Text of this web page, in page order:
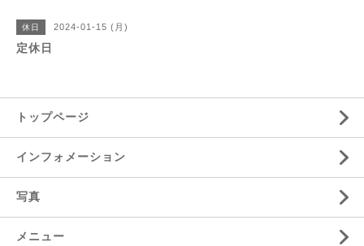
休日 2024-01-15 (月)
定休日
トップページ
インフォメーション
写真
メニュー